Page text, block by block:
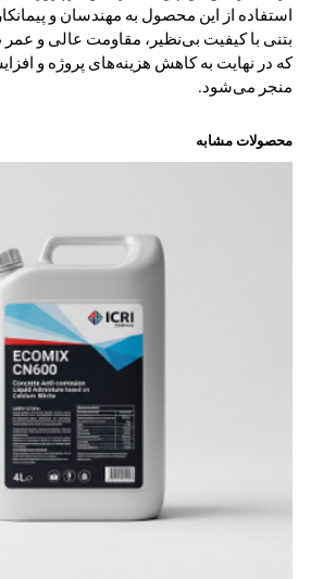
استفاده از این محصول به مهندسان و
بتنی با کیفیت بی‌نظیر، مقاومت عالی و عمر
که در نهایت به کاهش هزینه‌های پروژه و
منجر می‌شود.
محصولات مشابه